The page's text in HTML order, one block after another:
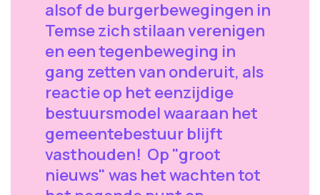
alsof de burgerbewegingen in
Temse zich stilaan verenigen
en een tegenbeweging in
gang zetten van onderuit, als
reactie op het eenzijdige
bestuursmodel waaraan het
gemeentebestuur blijft
vasthouden! Op "groot
nieuws" was het wachten tot